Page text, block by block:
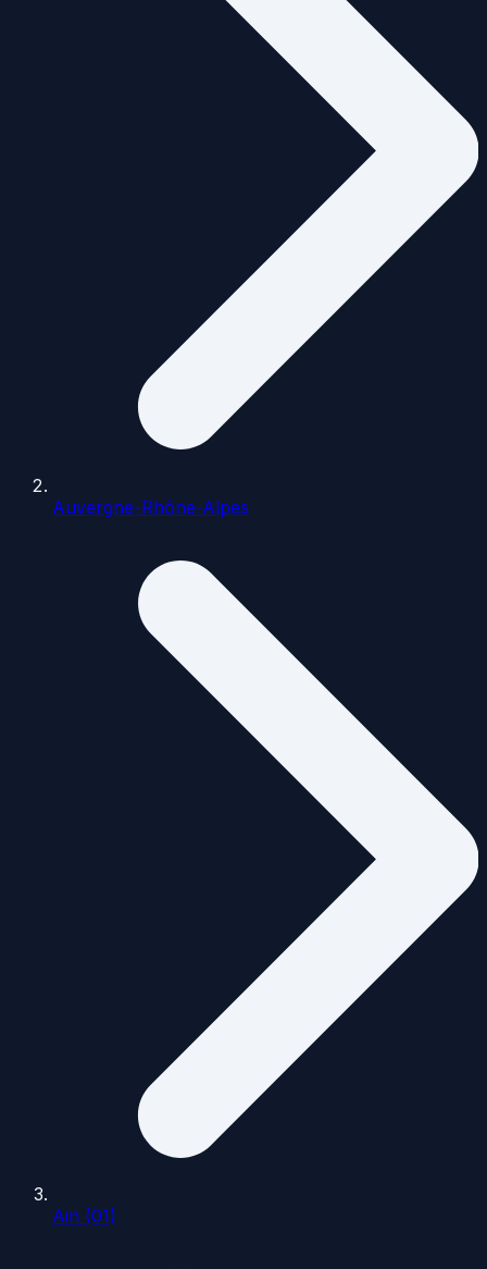
Auvergne-Rhône-Alpes
Ain (01)